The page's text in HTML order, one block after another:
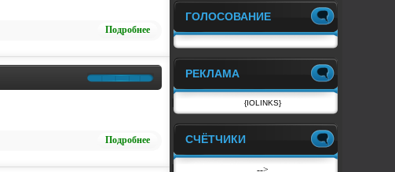
Подробнее
Подробнее
ГОЛОСОВАНИЕ
РЕКЛАМА
{IOLINKS}
СЧЁТЧИКИ
-->